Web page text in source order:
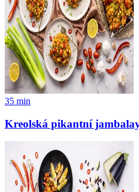
35 min
Kreolská pikantní